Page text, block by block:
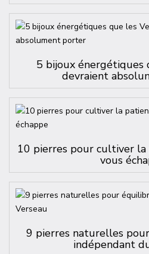
5 bijoux énergétiques
devraient
10 pierres pour cultiver
vous
9 pierres naturelles
indépendant